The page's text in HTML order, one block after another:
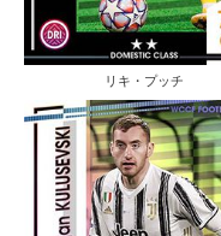
リキ・プッチ